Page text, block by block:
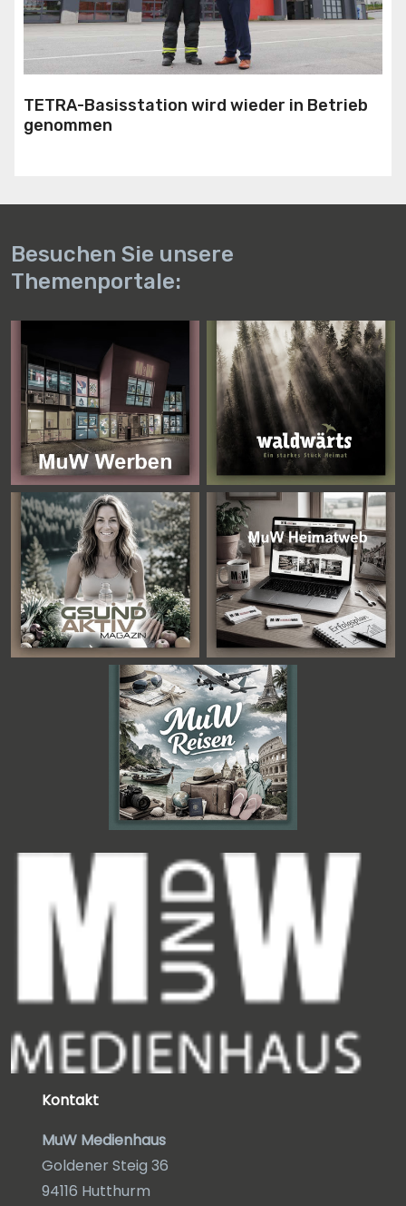
TETRA-Basisstation wird wieder in Betrieb
genommen
Besuchen Sie unsere
Themenportale:
Kontakt
MuW Medienhaus
Goldener Steig 36
94116 Hutthurm